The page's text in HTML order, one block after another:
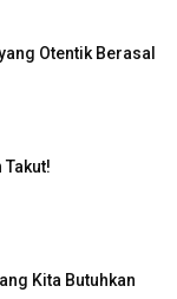
Otentik Berasal
Kita Butuhkan